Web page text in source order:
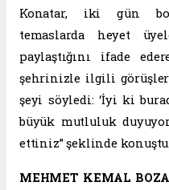
Konatar, iki gün
temaslarda heyet
paylaştığını ifade
şehrinizle ilgili
şeyi söyledi: ‘İyi ki
büyük mutluluk
ettiniz” şeklinde
MEHMET KEMAL